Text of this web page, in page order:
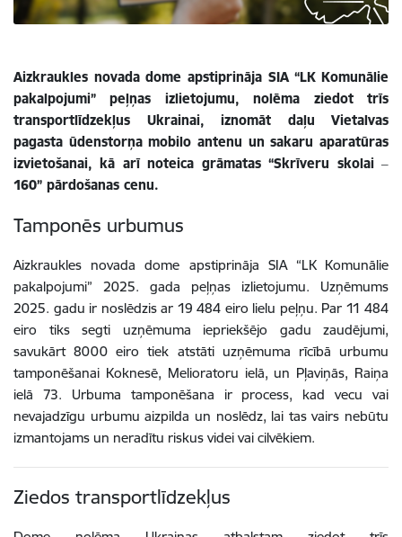
Aizkraukles novada dome apstiprināja SIA “LK Komunālie
pakalpojumi” peļņas izlietojumu, nolēma ziedot trīs
transportlīdzekļus Ukrainai, iznomāt daļu Vietalvas
pagasta ūdenstorņa mobilo antenu un sakaru aparatūras
izvietošanai, kā arī noteica grāmatas “Skrīveru skolai ‒
160” pārdošanas cenu.
Tamponēs urbumus
Aizkraukles novada dome apstiprināja SIA “LK Komunālie
pakalpojumi” 2025. gada peļņas izlietojumu. Uzņēmums
2025. gadu ir noslēdzis ar 19 484 eiro lielu peļņu. Par 11 484
eiro tiks segti uzņēmuma iepriekšējo gadu zaudējumi,
savukārt 8000 eiro tiek atstāti uzņēmuma rīcībā urbumu
tamponēšanai Koknesē, Melioratoru ielā, un Pļaviņās, Raiņa
ielā 73. Urbuma tamponēšana ir process, kad vecu vai
nevajadzīgu urbumu aizpilda un noslēdz, lai tas vairs nebūtu
izmantojams un neradītu riskus videi vai cilvēkiem.
Ziedos transportlīdzekļus